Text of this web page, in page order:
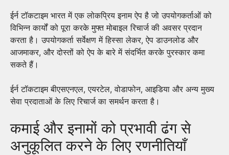
ईर्न टॉकटाइम भारत में एक लोकप्रिय इनाम ऐप है जो उपयोगकर्ताओं को
विभिन्न कार्यों को पूरा करके मुफ्त मोबाइल रिचार्ज की अवसर प्रदान
करता है। उपयोगकर्ता सर्वेक्षण में हिस्सा लेकर, ऐप डाउनलोड और
आजमाकर, और दोस्तों को ऐप के बारे में संदर्भित करके पुरस्कार कमा
सकते हैं।
ईर्न टॉकटाइम बीएसएनएल, एयरटेल, वोडाफोन, आइडिया और अन्य मुख्य
सेवा प्रदाताओं के लिए रिचार्ज का समर्थन करता है।
कमाई और इनामों को प्रभावी ढंग से
अनुकूलित करने के लिए रणनीतियाँ